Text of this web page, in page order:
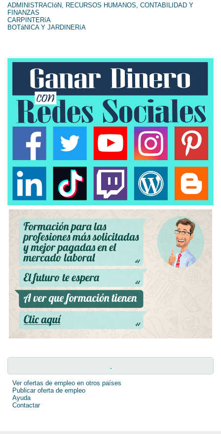
ADMINISTRACIóN, RECURSOS HUMANOS, CONTABILIDAD Y
FINANZAS
CARPINTERíA
BOTáNICA Y JARDINERíA
.
Ver ofertas de empleo en otros países
Publicar oferta de empleo
Ayuda
Contactar